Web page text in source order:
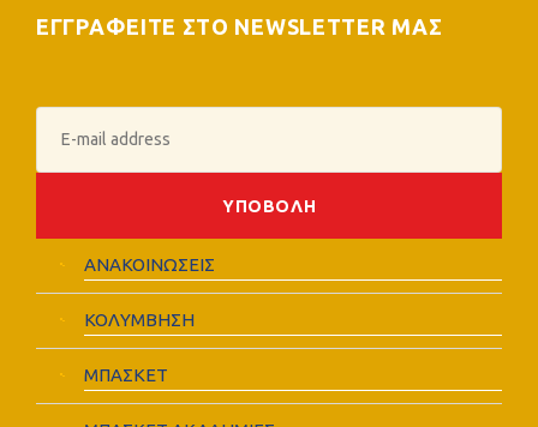
ΕΓΓΡΑΦΕΙΤΕ ΣΤΟ NEWSLETTER ΜΑΣ
ΑΝΑΚΟΙΝΩΣΕΙΣ
ΚΟΛΥΜΒΗΣΗ
ΜΠΑΣΚΕΤ